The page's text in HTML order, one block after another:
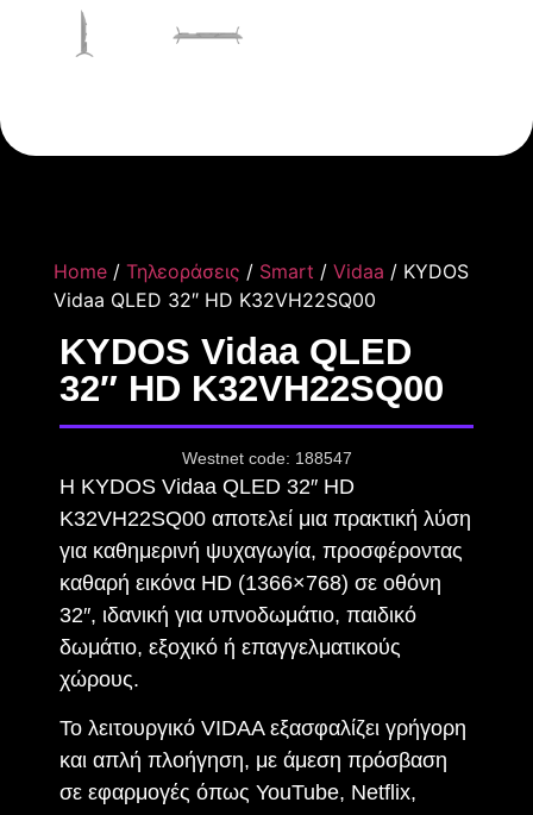
Home / Τηλεοράσεις / Smart / Vidaa / KYDOS
Vidaa QLED 32″ HD K32VH22SQ00
KYDOS Vidaa QLED
32″ HD K32VH22SQ00
Westnet code: 188547
Η KYDOS Vidaa QLED 32″ HD
K32VH22SQ00 αποτελεί μια πρακτική λύση
για καθημερινή ψυχαγωγία, προσφέροντας
καθαρή εικόνα HD (1366×768) σε οθόνη
32″, ιδανική για υπνοδωμάτιο, παιδικό
δωμάτιο, εξοχικό ή επαγγελματικούς
χώρους.
Το λειτουργικό VIDAA εξασφαλίζει γρήγορη
και απλή πλοήγηση, με άμεση πρόσβαση
σε εφαρμογές όπως YouTube, Netflix,